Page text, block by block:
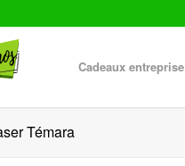
Cadeaux entreprise
Témara